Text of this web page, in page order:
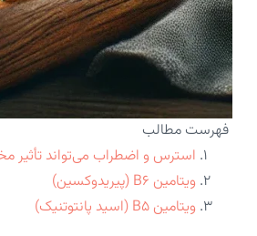
فهرست مطالب
استرس و اضطراب می‌تواند تأثیر
ویتامین B۶ (پیریدوکسین)
ویتامین B5 (اسید پانتوتنیک)